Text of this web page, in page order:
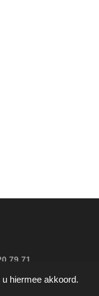
hiermee akkoord.
79 71